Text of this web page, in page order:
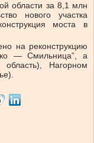
области за 8,1 млн
нового участка
моста в
на реконструкцию
— Смильница”, а
Нагорном